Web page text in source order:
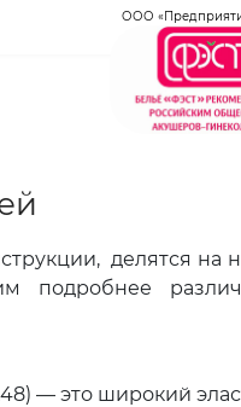
ООО
делятся на
подробнее
— это широкий